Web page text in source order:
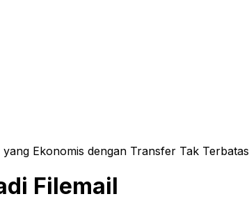
yang Ekonomis dengan Transfer Tak Terbatas
Filemail